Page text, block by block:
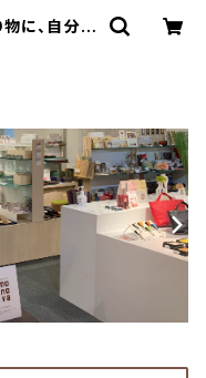
に、自分に